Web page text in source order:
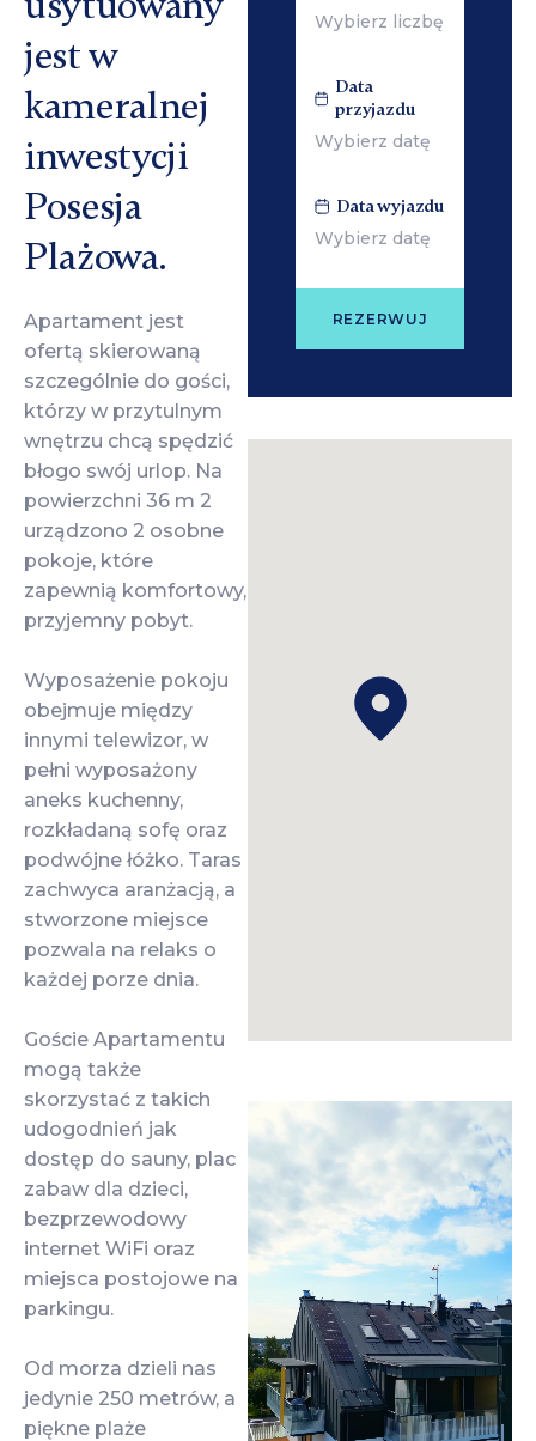
jest w
kameralnej
inwestycji
Posesja
Plażowa.
Apartament jest
ofertą skierowaną
szczególnie do gości,
którzy w przytulnym
wnętrzu chcą spędzić
błogo swój urlop. Na
powierzchni 36 m 2
urządzono 2 osobne
pokoje, które
zapewnią komfortowy,
przyjemny pobyt.
Wyposażenie pokoju
obejmuje między
innymi telewizor, w
pełni wyposażony
aneks kuchenny,
rozkładaną sofę oraz
podwójne łóżko. Taras
zachwyca aranżacją, a
stworzone miejsce
pozwala na relaks o
każdej porze dnia.
Goście Apartamentu
mogą także
skorzystać z takich
udogodnień jak
dostęp do sauny, plac
zabaw dla dzieci,
bezprzewodowy
internet WiFi oraz
miejsca postojowe na
parkingu.
Od morza dzieli nas
jedynie 250 metrów, a
piękne plaże
Data
przyjazdu
Data wyjazdu
REZERWUJ